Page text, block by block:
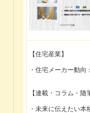
【住宅産業】
・住宅メーカー動
【連載・コラム・随
・未来に伝えたい